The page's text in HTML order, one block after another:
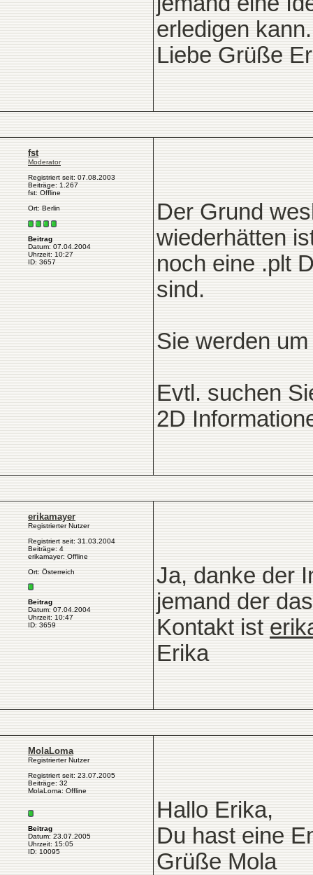
erledigen kann.
Liebe Grüße
fst
Moderator
Registriert seit: 07.08.2003
Beiträge: 1.267
fst: Offline
Ort: Berlin
Beitrag
Datum: 07.04.2004
Uhrzeit: 10:27
ID: 3657
Der Grund
wiederhätten
noch eine .plt
sind.
Sie werden
Evtl. suchen
2D
erikamayer
Registrierter Nutzer
Registriert seit: 31.03.2004
Beiträge: 4
erikamayer: Offline
Ort: Österreich
Beitrag
Datum: 07.04.2004
Uhrzeit: 10:47
ID: 3659
Ja, danke der
jemand der
Kontakt ist
Erika
MolaLoma
Registrierter Nutzer
Registriert seit: 23.07.2005
Beiträge: 32
MolaLoma: Offline
Beitrag
Datum: 23.07.2005
Uhrzeit: 15:05
ID: 10095
Hallo Erika,
Du hast eine
Grüße Mola